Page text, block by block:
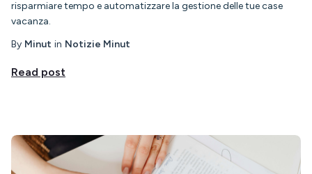
risparmiare tempo e automatizzare la gestione delle tue case
vacanza.
By Minut in Notizie Minut
Read post